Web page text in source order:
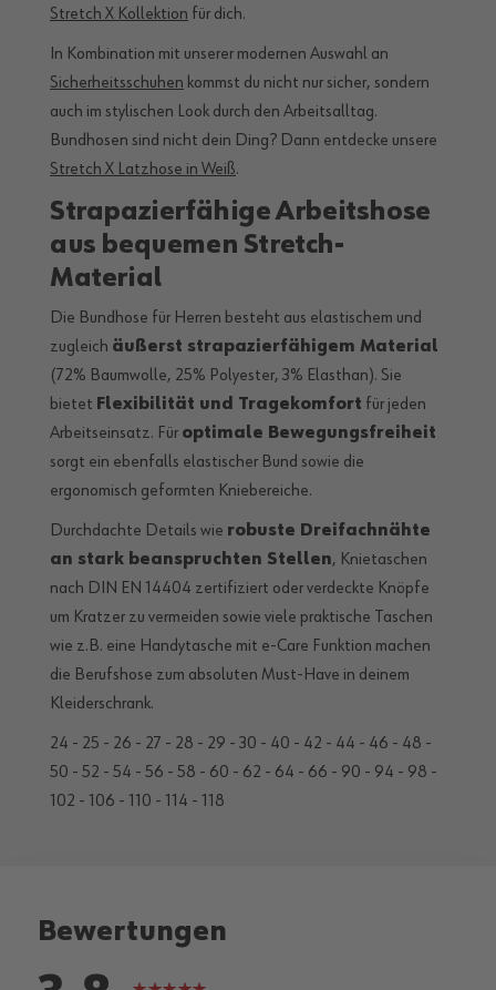
Stretch X Kollektion für dich.
In Kombination mit unserer modernen Auswahl an
Sicherheitsschuhen kommst du nicht nur sicher, sondern
auch im stylischen Look durch den Arbeitsalltag.
Bundhosen sind nicht dein Ding? Dann entdecke unsere
Stretch X Latzhose in Weiß.
Strapazierfähige Arbeitshose
aus bequemen Stretch-
Material
Die Bundhose für Herren besteht aus elastischem und
zugleich äußerst strapazierfähigem Material
(72% Baumwolle, 25% Polyester, 3% Elasthan). Sie
bietet Flexibilität und Tragekomfort für jeden
Arbeitseinsatz. Für optimale Bewegungsfreiheit
sorgt ein ebenfalls elastischer Bund sowie die
ergonomisch geformten Kniebereiche.
Durchdachte Details wie robuste Dreifachnähte
an stark beanspruchten Stellen, Knietaschen
nach DIN EN 14404 zertifiziert oder verdeckte Knöpfe
um Kratzer zu vermeiden sowie viele praktische Taschen
wie z.B. eine Handytasche mit e-Care Funktion machen
die Berufshose zum absoluten Must-Have in deinem
Kleiderschrank.
24 - 25 - 26 - 27 - 28 - 29 - 30 - 40 - 42 - 44 - 46 - 48 -
50 - 52 - 54 - 56 - 58 - 60 - 62 - 64 - 66 - 90 - 94 - 98 -
102 - 106 - 110 - 114 - 118
Bewertungen